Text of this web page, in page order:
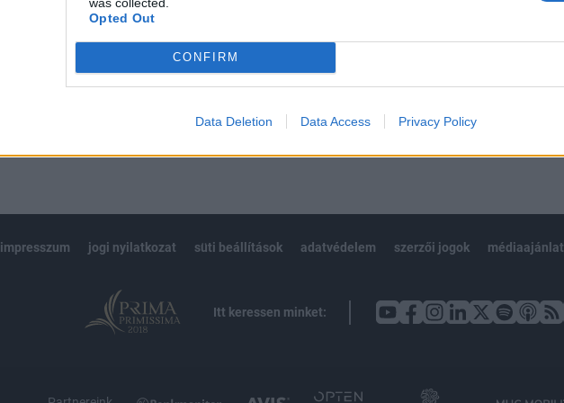
Opted Out
CONFIRM
Data Deletion Data Access Privacy Policy
kötéslistái
Előfizetés
MÁR ELŐFIZETŐNK VAGY? BEJELENTKEZÉS
impresszum jogi nyilatkozat süti beállítások adatvédelem szerzői jogok médiaajánlat
Itt keressen minket: